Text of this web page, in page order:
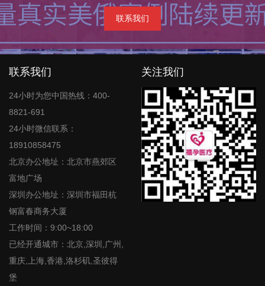
联系我们
联系我们
24小时为您中国热线：400-
8821-691
24小时微信联系：
18910858475
北京办公地址：北京市燕郊区
富地广场
深圳办公地址：深圳市福田杭
钢富春商务大厦
工作时间：9:00~18:00
已经开通城市：北京,深圳,广州,
重庆,上海,香港,洛杉矶,圣彼得
堡
关注我们